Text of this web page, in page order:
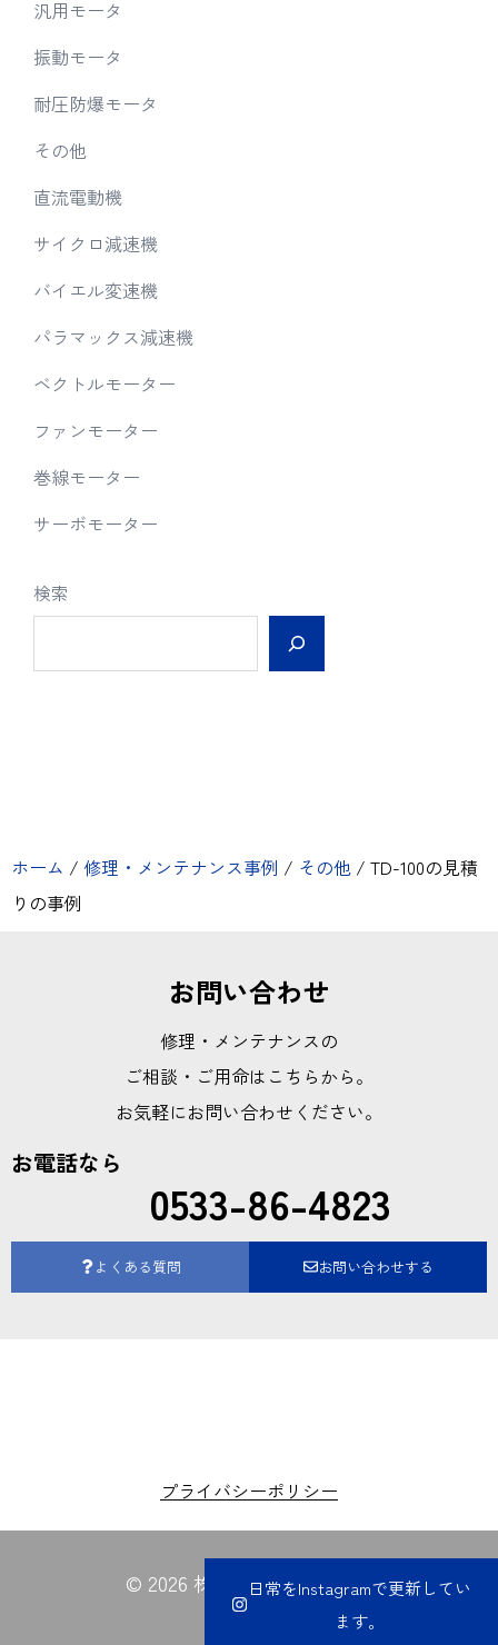
汎用モータ
振動モータ
耐圧防爆モータ
その他
直流電動機
サイクロ減速機
バイエル変速機
パラマックス減速機
ベクトルモーター
ファンモーター
巻線モーター
サーボモーター
検索
日常をInstagramで更新してい
ます。
ホーム / 修理・メンテナンス事例 / その他 / TD-100の見積
りの事例
お問い合わせ
修理・メンテナンスの
ご相談・ご用命はこちらから。
お気軽にお問い合わせください。
お電話なら
0533-86-4823
よくある質問 お問い合わせする
プライバシーポリシー
© 2026 株式会社夏目電業所